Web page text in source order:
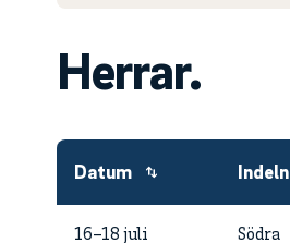
Herrar.
Datum
16–18 juli Södra